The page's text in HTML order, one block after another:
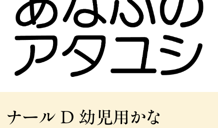
写研の書体
称および文字盤コードは発売時期により変更されていることがありますが、こ
ナール D 幼児用かな